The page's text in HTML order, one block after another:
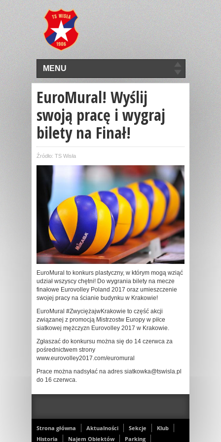
MENU
EuroMural! Wyślij
swoją pracę i wygraj
bilety na Finał!
Źródło: TS Wisła
EuroMural to konkurs plastyczny, w którym mogą wziąć
udział wszyscy chętni! Do wygrania bilety na mecze
finałowe Eurovolley Poland 2017 oraz umieszczenie
swojej pracy na ścianie budynku w Krakowie!
EuroMural #ZwyciężajwKrakowie to część akcji
związanej z promocją Mistrzostw Europy w piłce
siatkowej mężczyzn Eurovolley 2017 w Krakowie.
Zgłaszać do konkursu można się do 14 czerwca za
pośrednictwem strony
www.eurovolley2017.com/euromural
Prace można nadsyłać na adres siatkowka@tswisla.pl
do 16 czerwca.
Strona główna Aktualności Sekcje
Klub
Historia
Najem Obiektów Parking